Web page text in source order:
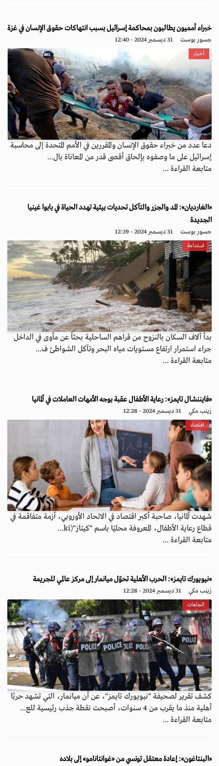
خبراء أمميون يطالبون بمحاكمة إسرائيل بسبب انتهاكات حقوق الإنسان في غزة
جسور بوست 31 ديسمبر 2024 - 12:40
أخبار
دعا عدد من خبراء حقوق الإنسان والمقررين في الأمم المتحدة إلى محاسبة
إسرائيل على ما وصفوه بإلحاق أقصى قدر من المعاناة بال...
متابعة القراءة ...
«الغارديان»: المد والجزر والتآكل تحديات بيئية تهدد الحياة في بابوا غينيا
الجديدة
جسور بوست 31 ديسمبر 2024 - 12:39
استدامة
بدأ آلاف السكان بالنزوح من قراهم الساحلية بحثاً عن مأوى في الداخل
جراء استمرار ارتفاع مستويات مياه البحر وتآكل الشواطئ ف...
متابعة القراءة ...
«فايننشال تايمز»: رعاية الأطفال عقبة بوجه الأمهات العاملات في ألمانيا
زينب مكي 31 ديسمبر 2024 - 12:28
اقتصاد
شهدت ألمانيا، صاحبة أكبر اقتصاد في الاتحاد الأوروبي، أزمة متفاقمة في
قطاع رعاية الأطفال، المعروفة محليًا باسم "كيتاز"(ki...
متابعة القراءة ...
«نيويورك تايمز»: الحرب الأهلية تحوّل ميانمار إلى مركز عالمي للجريمة
زينب مكي 31 ديسمبر 2024 - 12:28
اتجاهات
كشف تقرير لصحيفة "نيويورك تايمز"، عن أن ميانمار، التي تشهد حربًا
أهلية منذ ما يقرب من 4 سنوات، أصبحت نقطة جذب رئيسية للع...
متابعة القراءة ...
«البنتاغون»: إعادة معتقل تونسي من «غوانتانامو» إلى بلاده